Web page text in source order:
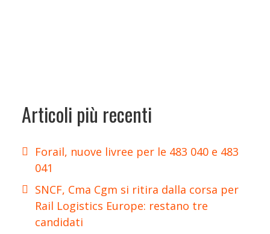
Articoli più recenti
Forail, nuove livree per le 483 040 e 483
041
SNCF, Cma Cgm si ritira dalla corsa per
Rail Logistics Europe: restano tre
candidati